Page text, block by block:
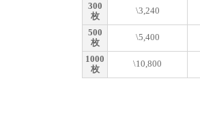
300
枚
\3,240
500
枚
\5,400
1000
枚
\10,800